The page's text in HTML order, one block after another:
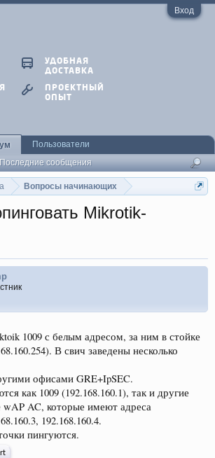
Вход
Вопросы начинающих
Mikrotik-
1009 с белым адресом, за ним в стойке
В свич заведены несколько
офисами GRE+IpSEC.
как 1009 (192.168.160.1), так и другие
wAP AC, которые имеют адреса
192.168.160.4.
пингуются.
УДОБНАЯ
ДОСТАВКА
ПРОЕКТНЫЙ
ОПЫТ
Последние сообщения
Пользователи